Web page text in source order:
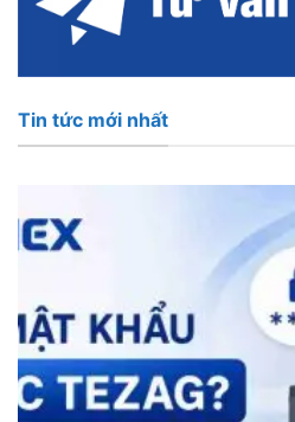
Tin tức mới nhất